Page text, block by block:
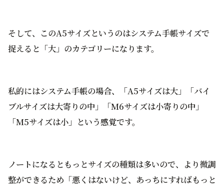
そして、このA5サイズというのはシステム手帳サイズで
捉えると「大」のカテゴリーになります。
私的にはシステム手帳の場合、「A5サイズは大」「バイ
ブルサイズは大寄りの中」「M6サイズは小寄りの中」
「M5サイズは小」という感覚です。
ノートになるともっとサイズの種類は多いので、より微調
整ができるため「悪くはないけど、あっちにすればもっと